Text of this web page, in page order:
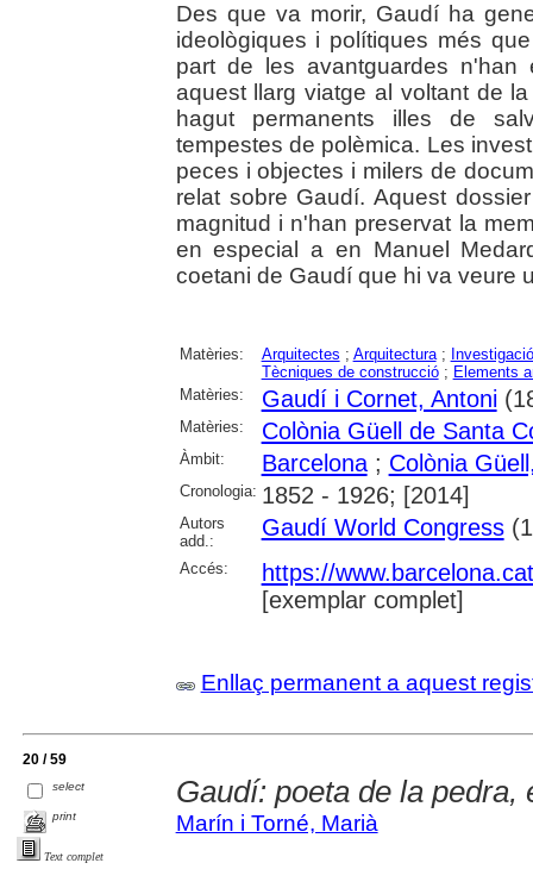
Des que va morir, Gaudí ha
ideològiques i polítiques més
part de les avantguardes n'han
aquest llarg viatge al voltant de
hagut permanents illes de
tempestes de polèmica. Les
peces i objectes i milers de
relat sobre Gaudí. Aquest
magnitud i n'han preservat la
en especial a en Manuel
coetani de Gaudí que hi va veure
Matèries: Arquitectes ; Arquitectura;
Tècniques de construcció; Elements
Matèries:
Gaudí i Cornet, Antoni
Matèries: Colònia Güell de Santa
Àmbit: Barcelona; Colònia
Cronologia: 1852 - 1926; [2014]
Autors
add.:
Gaudí World Congress
Accés:
https://
[exemplar complet]
Enllaç permanent a aquest
20 / 59
select
print
Text complet
Gaudí: poeta de la pedra,
Marín i Torné, Marià